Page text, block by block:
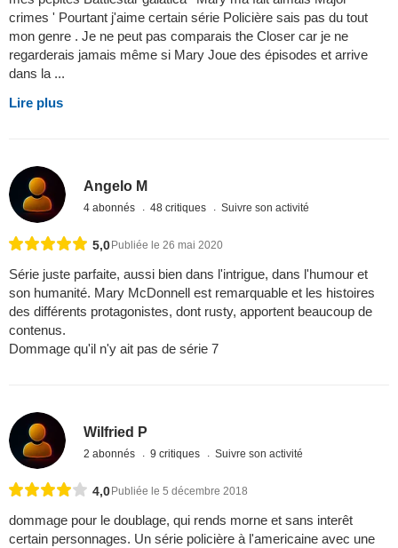
crimes ' Pourtant j'aime certain série Policière sais pas du tout
mon genre . Je ne peut pas comparais the Closer car je ne
regarderais jamais même si Mary Joue des épisodes et arrive
dans la ...
Lire plus
Angelo M
4 abonnés 48 critiques Suivre son activité
5,0Publiée le 26 mai 2020
Série juste parfaite, aussi bien dans l'intrigue, dans l'humour et
son humanité. Mary McDonnell est remarquable et les histoires
des différents protagonistes, dont rusty, apportent beaucoup de
contenus.
Dommage qu'il n'y ait pas de série 7
Wilfried P
2 abonnés 9 critiques Suivre son activité
4,0 Publiée le 5 décembre 2018
dommage pour le doublage, qui rends morne et sans interêt
certain personnages. Un série policière à l'americaine avec une